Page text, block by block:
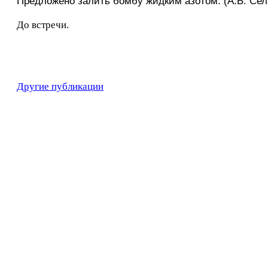
До встречи.
Другие публикации